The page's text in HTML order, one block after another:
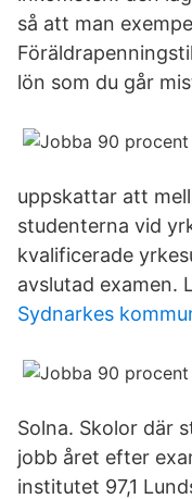
så att man
lön som du går
uppskattar att
studenterna vid
kvalificerade
avslutad examen.
Sydnarkes
Solna. Skolor där
jobb året efter
institutet 97,1